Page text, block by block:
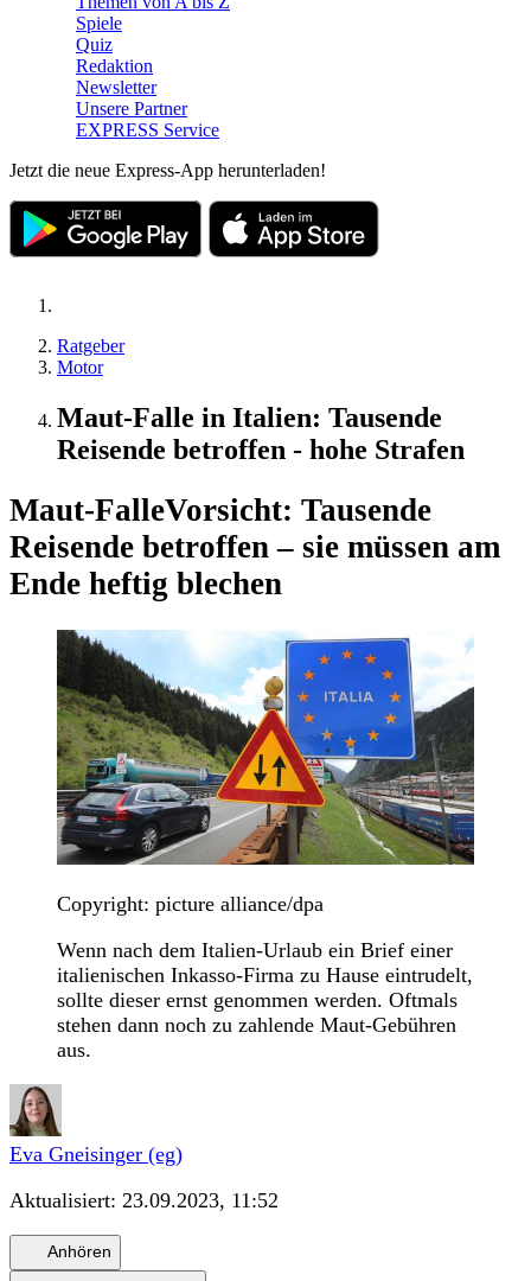
Spiele
Quiz
Redaktion
Newsletter
Unsere Partner
EXPRESS Service
Jetzt die neue Express-App herunterladen!
Ratgeber
Motor
Maut-Falle in Italien: Tausende
Reisende betroffen - hohe Strafen
Maut-FalleVorsicht: Tausende
Reisende betroffen – sie müssen am
Ende heftig blechen
Copyright: picture alliance/dpa
Wenn nach dem Italien-Urlaub ein Brief einer
italienischen Inkasso-Firma zu Hause eintrudelt,
sollte dieser ernst genommen werden. Oftmals
stehen dann noch zu zahlende Maut-Gebühren
aus.
Eva Gneisinger (eg)
Aktualisiert: 23.09.2023, 11:52
Anhören